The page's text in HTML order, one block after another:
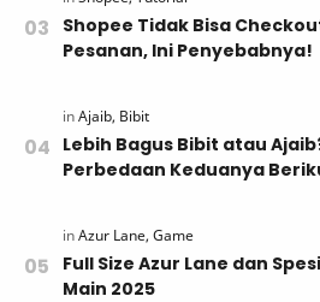
Shopee Tidak Bisa
Pesanan, Ini Penyebabnya!
Lebih Bagus Bibit atau
Perbedaan Keduanya
Full Size Azur Lane dan
Main 2025